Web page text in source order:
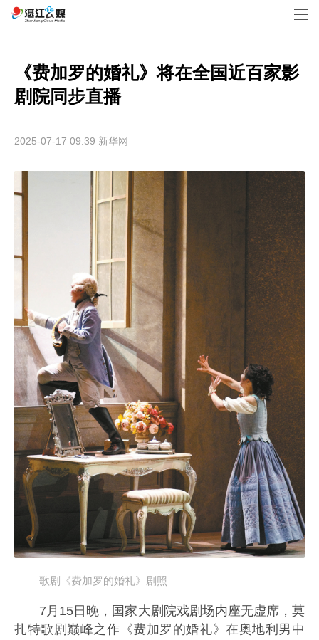
《费加罗的婚礼》将在全国近百家影
剧院同步直播
2025-07-17 09:39 新华网
歌剧《费加罗的婚礼》剧照
7月15日晚，国家大剧院戏剧场内座无虚席，莫
扎特歌剧巅峰之作《费加罗的婚礼》在奥地利男中